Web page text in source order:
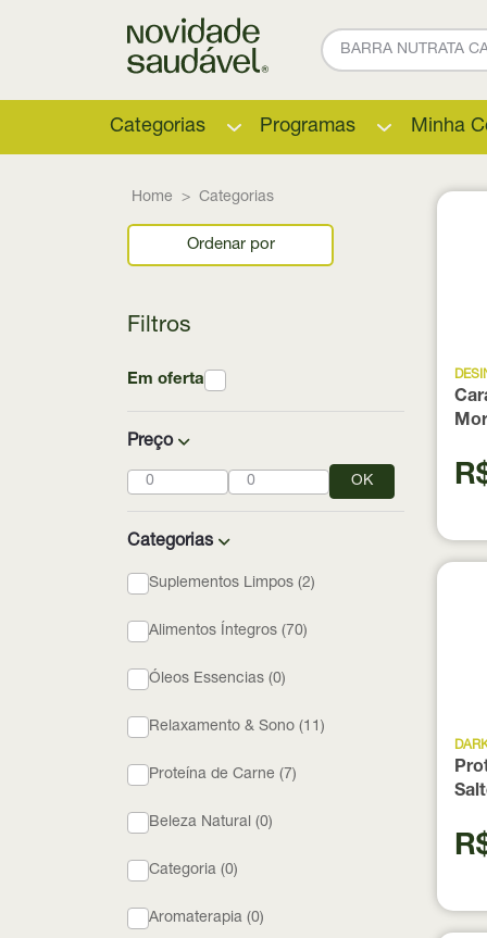
Categorias Programas Minha
Home Categorias
Ordenar por
Filtros
Em oferta
Preço
OK
Categorias
Suplementos Limpos (2)
Alimentos Íntegros (70)
Óleos Essencias (0)
Relaxamento & Sono (11)
Proteína de Carne (7)
Beleza Natural (0)
Categoria (0)
Aromaterapia (0)